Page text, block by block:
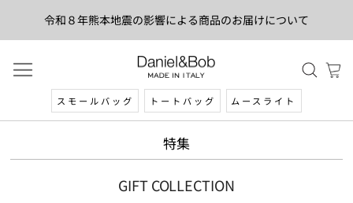
令和８年熊本地震の影響による商品のお届けについて
スモールバッグ トートバッグ ムースライト
特集
GIFT COLLECTION